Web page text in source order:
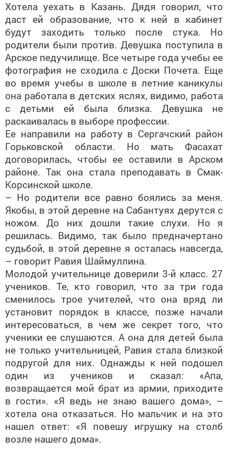
Хотела уехать в Казань. Дядя говорил, что
даст ей образование, что к ней в кабинет
будут заходить только после стука. Но
родители были против. Девушка поступила в
Арское педучилище. Все четыре года учебы ее
фотография не сходила с Доски Почета. Еще
во время учебы в школе в летние каникулы
она работала в детских яслях, видимо, работа
с детьми ей была близка. Девушка не
раскаивалась в выборе профессии.
Ее направили на работу в Сергачский район
Горьковской области. Но мать Фасахат
договорилась, чтобы ее оставили в Арском
районе. Так она стала преподавать в Смак-
Корсинской школе.
– Но родители все равно боялись за меня.
Якобы, в этой деревне на Сабантуях дерутся с
ножом. До них дошли такие слухи. Но я
решилась. Видимо, так было предначертано
судьбой, в этой деревне я осталась навсегда,
– говорит Равия Шаймуллина.
Молодой учительнице доверили 3-й класс. 27
учеников. Те, кто говорил, что за три года
сменилось трое учителей, что она вряд ли
установит порядок в классе, позже начали
интересоваться, в чем же секрет того, что
ученики ее слушаются. А она для детей была
не только учительницей, Равия стала близкой
подругой для них. Однажды к ней подошел
один из учеников и сказал: «Апа,
возвращается мой брат из армии, приходите
в гости». «Я ведь не знаю вашего дома», –
хотела она отказаться. Но мальчик и на это
нашел ответ: «Я повешу игрушку на столб
возле нашего дома».